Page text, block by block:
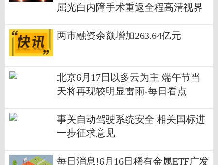
屈光白内障手术重返全程高清视界
两市融资余额增加263.64亿元
北京6月17日以多云为主 端午节当
天将再现较明显雷雨-每日看点
事关自动驾驶系统安全 相关国标进
一步征求意见
每日消息!6月16日稀有金属ETF广发